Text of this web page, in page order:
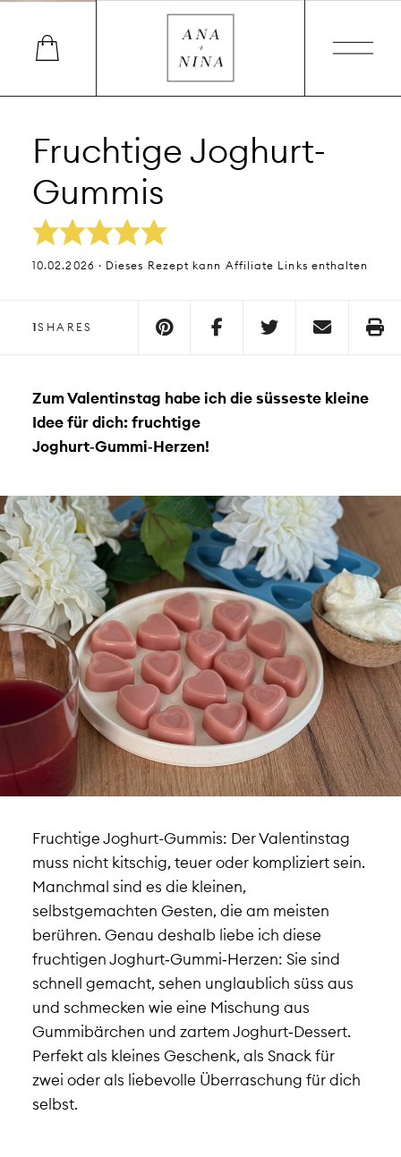
Fruchtige Joghurt-
Gummis
10.02.2026 · Dieses Rezept kann Affiliate Links enthalten
1SHARES
Zum Valentinstag habe ich die süsseste kleine
Idee für dich: fruchtige
Joghurt‑Gummi‑Herzen!
Fruchtige Joghurt-Gummis: Der Valentinstag
muss nicht kitschig, teuer oder kompliziert sein.
Manchmal sind es die kleinen,
selbstgemachten Gesten, die am meisten
berühren. Genau deshalb liebe ich diese
fruchtigen Joghurt‑Gummi‑Herzen: Sie sind
schnell gemacht, sehen unglaublich süss aus
und schmecken wie eine Mischung aus
Gummibärchen und zartem Joghurt‑Dessert.
Perfekt als kleines Geschenk, als Snack für
zwei oder als liebevolle Überraschung für dich
selbst.